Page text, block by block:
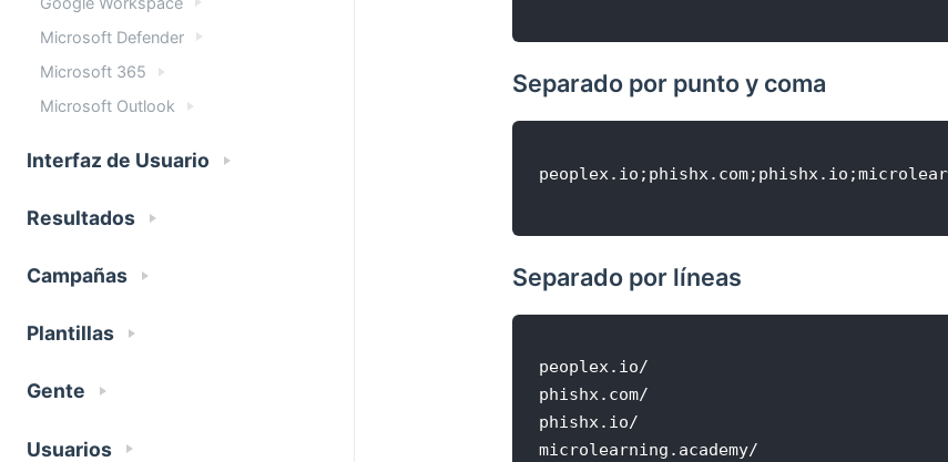
Microsoft Defender
Microsoft 365
Microsoft Outlook
Interfaz de Usuario
Resultados
Campañas
Plantillas
Gente
Usuarios
Separado por punto y coma
Separado por líneas
peoplex.io/
phishx.com/
phishx.io/
microlearning.academy/